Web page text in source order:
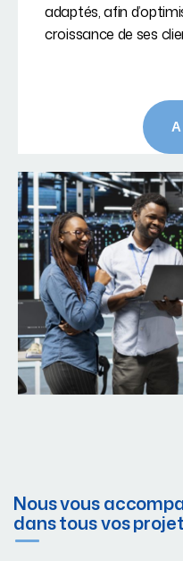
adaptés, afin
croissance de ses
Nous vous
dans tous vos